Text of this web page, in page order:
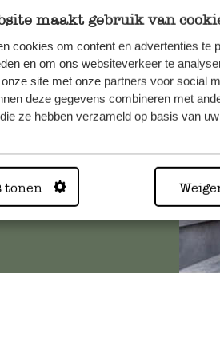
maakt gebruik van
cookies om content en advertenties te
en om ons websiteverkeer te
site met onze partners voor social
deze gegevens combineren met
ze hebben verzameld op basis van
tonen
veuillez
.